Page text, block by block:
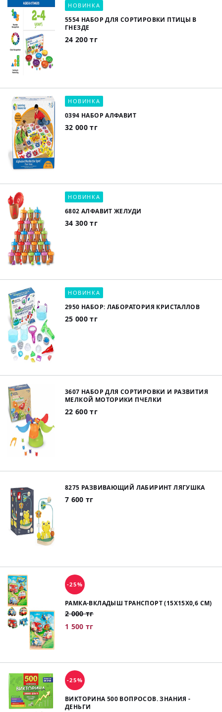
НОВИНКА
5554 НАБОР ДЛЯ СОРТИРОВКИ ПТИЦЫ В
ГНЕЗДЕ
24 200 тг
НОВИНКА
0394 НАБОР АЛФАВИТ
32 000 тг
НОВИНКА
6802 АЛФАВИТ ЖЕЛУДИ
34 300 тг
НОВИНКА
2950 НАБОР: ЛАБОРАТОРИЯ КРИСТАЛЛОВ
25 000 тг
3607 НАБОР ДЛЯ СОРТИРОВКИ И РАЗВИТИЯ
МЕЛКОЙ МОТОРИКИ ПЧЕЛКИ
22 600 тг
8275 РАЗВИВАЮЩИЙ ЛАБИРИНТ ЛЯГУШКА
7 600 тг
-25%
РАМКА-ВКЛАДЫШ ТРАНСПОРТ (15X15X0,6 СМ)
2 000 тг
1 500 тг
-25%
ВИКТОРИНА 500 ВОПРОСОВ. ЗНАНИЯ -
ДЕНЬГИ